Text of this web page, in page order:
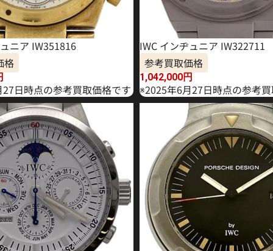
ニア IW351816
格
日時点の参考買取価格です
IWC インヂュニア IW322711
参考買取価格
1,042,000円
※2025年6月27日時点の参考